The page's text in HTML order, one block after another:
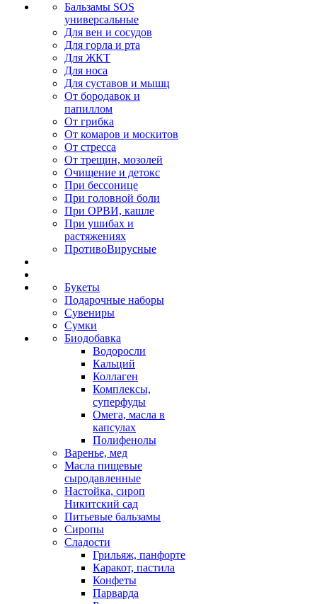
Бальзамы SOS
универсальные
Для вен и сосудов
Для горла и рта
Для ЖКТ
Для носа
Для суставов и мышц
От бородавок и
папиллом
От грибка
От комаров и москитов
От стресса
От трещин, мозолей
Очищение и детокс
При бессонице
При головной боли
При ОРВИ, кашле
При ушибах и
растяжениях
ПротивоВирусные
Букеты
Подарочные наборы
Сувениры
Сумки
Биодобавка
Водоросли
Кальций
Коллаген
Комплексы,
суперфуды
Омега, масла в
капсулах
Полифенолы
Варенье, мед
Масла пищевые
сыродавленные
Настойка, сироп
Никитский сад
Питьевые бальзамы
Сиропы
Сладости
Грильяж, панфорте
Каракот, пастила
Конфеты
Парварда